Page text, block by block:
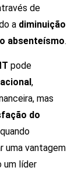
de
a diminuição
absenteísmo.
pode
,
mas
do
uma vantagem
um líder